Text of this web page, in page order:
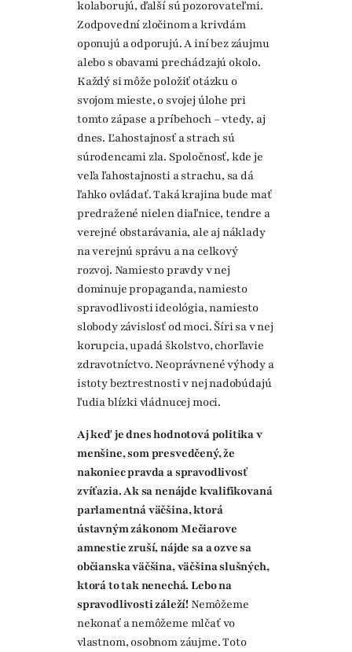
kolaborujú, ďalší sú pozorovateľmi.
Zodpovední zločinom a krivdám
oponujú a odporujú. A iní bez záujmu
alebo s obavami prechádzajú okolo.
Každý si môže položiť otázku o
svojom mieste, o svojej úlohe pri
tomto zápase a príbehoch – vtedy, aj
dnes. Ľahostajnosť a strach sú
súrodencami zla. Spoločnosť, kde je
veľa ľahostajnosti a strachu, sa dá
ľahko ovládať. Taká krajina bude mať
predražené nielen diaľnice, tendre a
verejné obstarávania, ale aj náklady
na verejnú správu a na celkový
rozvoj. Namiesto pravdy v nej
dominuje propaganda, namiesto
spravodlivosti ideológia, namiesto
slobody závislosť od moci. Šíri sa v nej
korupcia, upadá školstvo, chorľavie
zdravotníctvo. Neoprávnené výhody a
istoty beztrestnosti v nej nadobúdajú
ľudia blízki vládnucej moci.
Aj keď je dnes hodnotová politika v
menšine, som presvedčený, že
nakoniec pravda a spravodlivosť
zvíťazia. Ak sa nenájde kvalifikovaná
parlamentná väčšina, ktorá
ústavným zákonom Mečiarove
amnestie zruší, nájde sa a ozve sa
občianska väčšina, väčšina slušných,
ktorá to tak nenechá. Lebo na
spravodlivosti záleží!Nemôžeme
nekonať a nemôžeme mlčať vo
vlastnom, osobnom záujme. Toto